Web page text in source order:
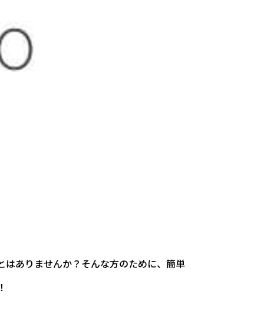
ありませんか？そんな方のために、簡単